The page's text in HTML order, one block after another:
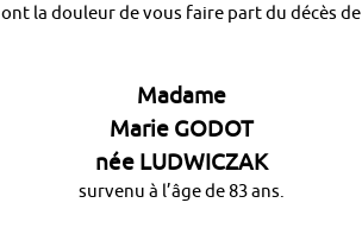
ont la douleur de vous faire part du décès de
Madame
Marie GODOT
née LUDWICZAK
survenu à l’âge de 83 ans.